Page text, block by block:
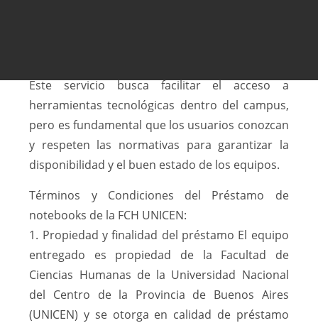
Este servicio busca facilitar el acceso a
herramientas tecnológicas dentro del campus,
pero es fundamental que los usuarios conozcan
y respeten las normativas para garantizar la
disponibilidad y el buen estado de los equipos.
Términos y Condiciones del Préstamo de
notebooks de la FCH UNICEN:
1. Propiedad y finalidad del préstamo El equipo
entregado es propiedad de la Facultad de
Ciencias Humanas de la Universidad Nacional
del Centro de la Provincia de Buenos Aires
(UNICEN) y se otorga en calidad de préstamo